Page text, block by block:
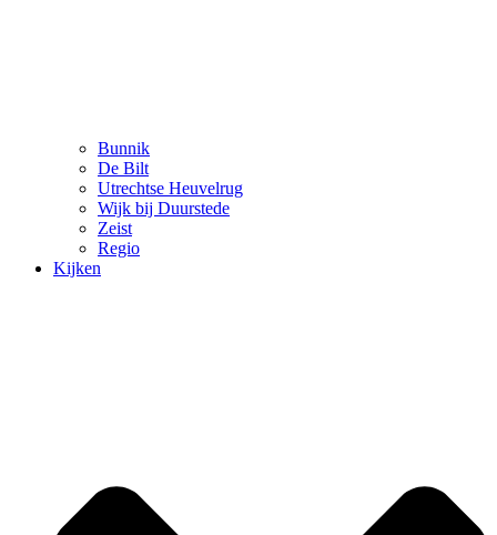
Bunnik
De Bilt
Utrechtse Heuvelrug
Wijk bij Duurstede
Zeist
Regio
Kijken